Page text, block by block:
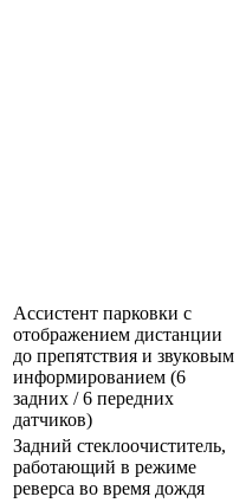
Ассистент парковки с
отображением дистанции
до препятствия и звуковым
информированием (6
задних / 6 передних
датчиков)
Задний стеклоочиститель,
работающий в режиме
реверса во время дождя